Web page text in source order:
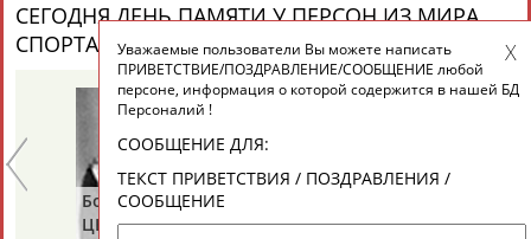
ТАБЛО АКТИВНОСТИ
ЦЕЛИ ПРОЕКТА КОНТАКТЫ
СЕГОДНЯ ДЕНЬ ПАМЯТИ У ПЕРСОН ИЗ МИРА
СПОРТА (6 ПЕРСОНАЛИЙ)
ВЕСЬ СПИСОК
Борис
ЦЫБИН
РАХЛИН
Уважаемые пользователи Вы можете написать
ПРИВЕТСТВИЕ/ПОЗДРАВЛЕНИЕ/СООБЩЕНИЕ любой
персоне, информация о которой содержится в нашей БД
Персоналий !
СООБЩЕНИЕ ДЛЯ:
ТЕКСТ ПРИВЕТСТВИЯ / ПОЗДРАВЛЕНИЯ /
СООБЩЕНИЕ